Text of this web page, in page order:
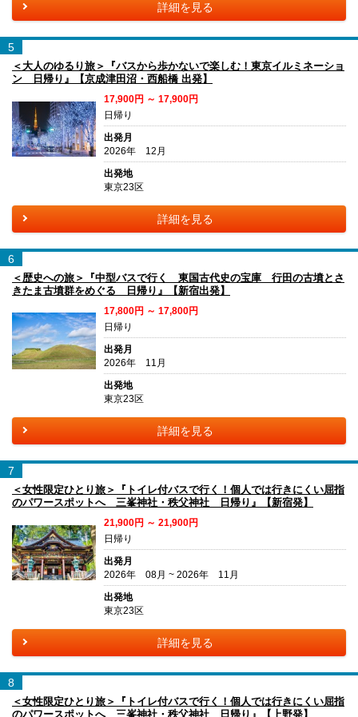
詳細を見る
5
＜大人のゆるり旅＞『バスから歩かないで楽しむ！東京イルミネーショ
ン 日帰り』【京成津田沼・西船橋 出発】
17,900円 ～ 17,900円
日帰り
出発月
2026年 12月
出発地
東京23区
詳細を見る
6
＜歴史への旅＞『中型バスで行く 東国古代史の宝庫 行田の古墳とさ
きたま古墳群をめぐる 日帰り』【新宿出発】
17,800円 ～ 17,800円
日帰り
出発月
2026年 11月
出発地
東京23区
詳細を見る
7
＜女性限定ひとり旅＞『トイレ付バスで行く！個人では行きにくい屈指
のパワースポットへ 三峯神社・秩父神社 日帰り』【新宿発】
21,900円 ～ 21,900円
日帰り
出発月
2026年 08月 ~ 2026年 11月
出発地
東京23区
詳細を見る
8
＜女性限定ひとり旅＞『トイレ付バスで行く！個人では行きにくい屈指
のパワースポットへ 三峯神社・秩父神社 日帰り』【上野発】